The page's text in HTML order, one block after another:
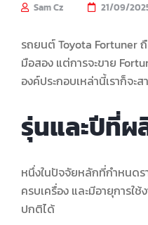
Sam Cz 21/09/
รถยนต์ Toyota Fortuner
มือสอง แต่การจะขาย
องค์ประกอบเหล่านี้เราก็จะ
รุ่นและปีที่ผ
หนึ่งในปัจจัยหลักที่กำหนดร
ครบเครื่อง และมีอายุการใ
ปกติได้